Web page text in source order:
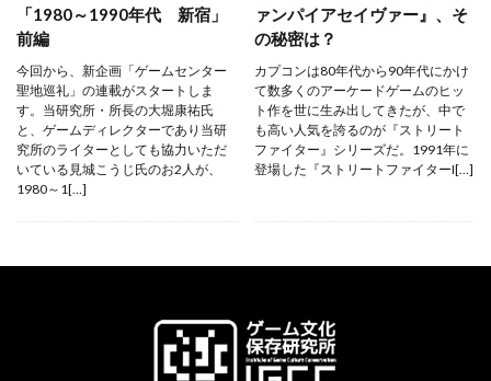
「1980～1990年代 新宿」
前編
今回から、新企画「ゲームセンター
聖地巡礼」の連載がスタートしま
す。当研究所・所長の大堀康祐氏
と、ゲームディレクターであり当研
究所のライターとしても協力いただ
いている見城こうじ氏のお2人が、
1980～1[…]
ァンパイアセイヴァー』、そ
の秘密は？
カプコンは80年代から90年代にかけ
て数多くのアーケードゲームのヒッ
ト作を世に生み出してきたが、中で
も高い人気を誇るのが『ストリート
ファイター』シリーズだ。1991年に
登場した『ストリートファイターI[…]